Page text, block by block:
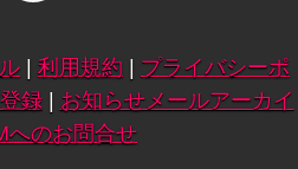
| 利用規約 | プライバシーポ
録| お知らせメールアーカイ
へのお問合せ